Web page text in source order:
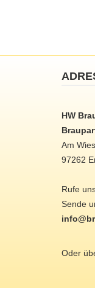
HW
Am
97262
Rufe
Sende
Oder